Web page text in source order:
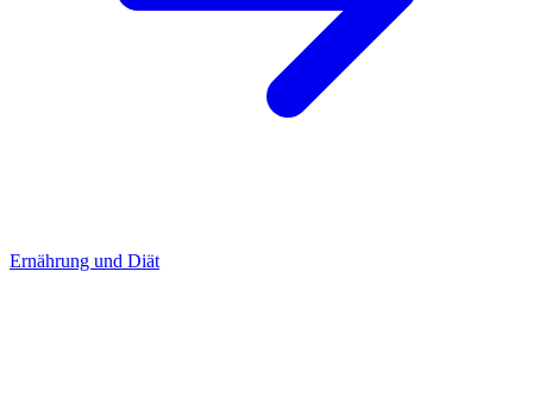
Ernährung und Diät